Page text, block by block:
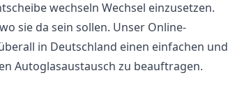
wechseln Wechsel einzusetzen.
sie da sein sollen. Unser Online-
in Deutschland einen einfachen und
Autoglasaustausch zu beauftragen.